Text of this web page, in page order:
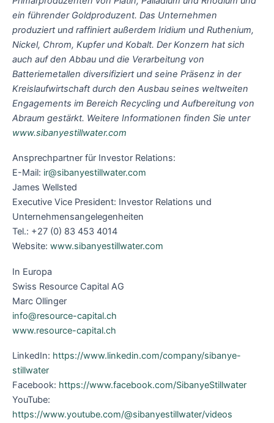
ein führender Goldproduzent. Das Unternehmen
produziert und raffiniert außerdem Iridium und Ruthenium,
Nickel, Chrom, Kupfer und Kobalt. Der Konzern hat sich
auch auf den Abbau und die Verarbeitung von
Batteriemetallen diversifiziert und seine Präsenz in der
Kreislaufwirtschaft durch den Ausbau seines weltweiten
Engagements im Bereich Recycling und Aufbereitung von
Abraum gestärkt. Weitere Informationen finden Sie unter
www.sibanyestillwater.com
Ansprechpartner für Investor Relations:
E-Mail: ir@sibanyestillwater.com
James Wellsted
Executive Vice President: Investor Relations und
Unternehmensangelegenheiten
Tel.: +27 (0) 83 453 4014
Website: www.sibanyestillwater.com
In Europa
Swiss Resource Capital AG
Marc Ollinger
info@resource-capital.ch
www.resource-capital.ch
LinkedIn: https://www.linkedin.com/company/sibanye-
stillwater
Facebook: https://www.facebook.com/SibanyeStillwater
YouTube:
https://www.youtube.com/@sibanyestillwater/videos